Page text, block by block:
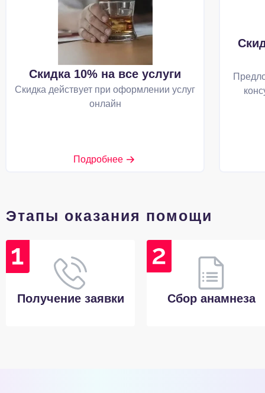
Скидка 10% на все услуги
Скидка действует при оформлении услуг
онлайн
Подробнее
Этапы оказания помощи
Получение заявки Сбор анамнеза